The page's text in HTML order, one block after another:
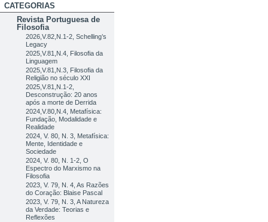
CATEGORIAS
Revista Portuguesa de
Filosofia
2026,V.82,N.1-2, Schelling’s
Legacy
2025,V.81,N.4, Filosofia da
Linguagem
2025,V.81,N.3, Filosofia da
Religião no século XXI
2025,V.81,N.1-2,
Desconstrução: 20 anos
após a morte de Derrida
2024,V.80,N.4, Metafísica:
Fundação, Modalidade e
Realidade
2024, V. 80, N. 3, Metafísica:
Mente, Identidade e
Sociedade
2024, V. 80, N. 1-2, O
Espectro do Marxismo na
Filosofia
2023, V. 79, N. 4, As Razões
do Coração: Blaise Pascal
2023, V. 79, N. 3, A Natureza
da Verdade: Teorias e
Reflexões